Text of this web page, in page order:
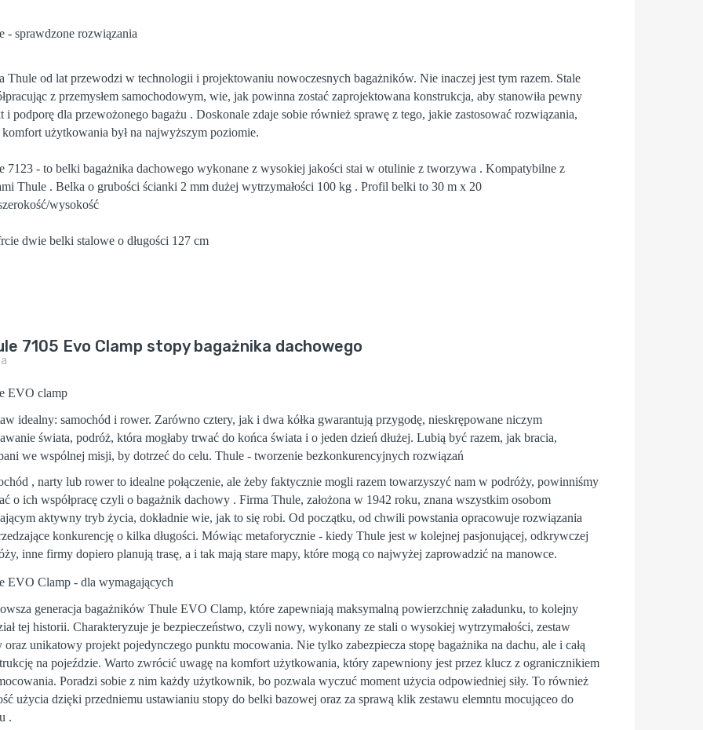
- sprawdzone rozwiązania
Thule od lat przewodzi w technologii i projektowaniu nowoczesnych bagażników. Nie inaczej jest tym razem. Stale
z przemysłem samochodowym, wie, jak powinna zostać zaprojektowana konstrukcja, aby stanowiła pewny
i podporę dla przewożonego bagażu . Doskonale zdaje sobie również sprawę z tego, jakie zastosować rozwiązania,
komfort użytkowania był na najwyższym poziomie.
7123 - to belki bagażnika dachowego wykonane z wysokiej jakości stai w otulinie z tworzywa . Kompatybilne z
Thule . Belka o grubości ścianki 2 mm dużej wytrzymałości 100 kg . Profil belki to 30 m x 20
wysokość
dwie belki stalowe o długości 127 cm
7105 Evo Clamp stopy bagażnika dachowego
EVO clamp
idealny: samochód i rower. Zarówno cztery, jak i dwa kółka gwarantują przygodę, nieskrępowane niczym
świata, podróż, która mogłaby trwać do końca świata i o jeden dzień dłużej. Lubią być razem, jak bracia,
we wspólnej misji, by dotrzeć do celu. Thule - tworzenie bezkonkurencyjnych rozwiązań
, narty lub rower to idealne połączenie, ale żeby faktycznie mogli razem towarzyszyć nam w podróży, powinniśmy
o ich współpracę czyli o bagażnik dachowy . Firma Thule, założona w 1942 roku, znana wszystkim osobom
aktywny tryb życia, dokładnie wie, jak to się robi. Od początku, od chwili powstania opracowuje rozwiązania
konkurencję o kilka długości. Mówiąc metaforycznie - kiedy Thule jest w kolejnej pasjonującej, odkrywczej
inne firmy dopiero planują trasę, a i tak mają stare mapy, które mogą co najwyżej zaprowadzić na manowce.
EVO Clamp - dla wymagających
generacja bagażników Thule EVO Clamp, które zapewniają maksymalną powierzchnię załadunku, to kolejny
tej historii. Charakteryzuje je bezpieczeństwo, czyli nowy, wykonany ze stali o wysokiej wytrzymałości, zestaw
oraz unikatowy projekt pojedynczego punktu mocowania. Nie tylko zabezpiecza stopę bagażnika na dachu, ale i całą
na pojeździe. Warto zwrócić uwagę na komfort użytkowania, który zapewniony jest przez klucz z ogranicznikiem
Poradzi sobie z nim każdy użytkownik, bo pozwala wyczuć moment użycia odpowiedniej siły. To również
użycia dzięki przedniemu ustawianiu stopy do belki bazowej oraz za sprawą klik zestawu elemntu mocująceo do
.